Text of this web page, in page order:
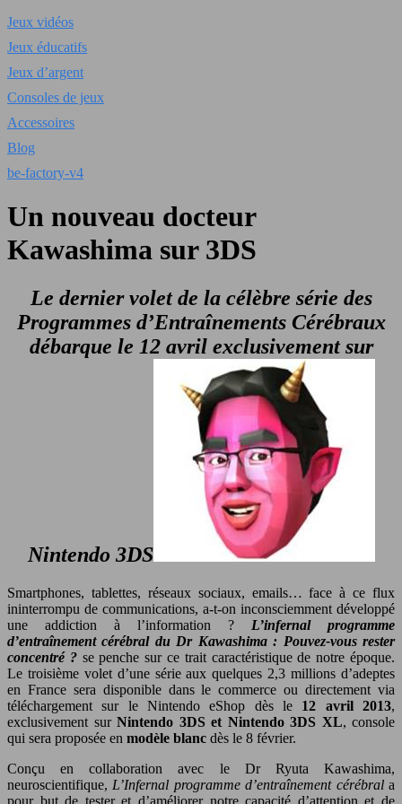
Jeux vidéos
Jeux éducatifs
Jeux d’argent
Consoles de jeux
Accessoires
Blog
be-factory-v4
Un nouveau docteur
Kawashima sur 3DS
Le dernier volet de la célèbre série des
Programmes d’Entraînements Cérébraux
débarque le 12 avril exclusivement sur
Nintendo 3DS
Smartphones, tablettes, réseaux sociaux, emails… face à ce flux
ininterrompu de communications, a-t-on inconsciemment développé
une addiction à l’information ? L’infernal programme
d’entraînement cérébral du Dr Kawashima : Pouvez-vous rester
concentré ? se penche sur ce trait caractéristique de notre époque.
Le troisième volet d’une série aux quelques 2,3 millions d’adeptes
en France sera disponible dans le commerce ou directement via
téléchargement sur le Nintendo eShop dès le 12 avril 2013,
exclusivement sur Nintendo 3DS et Nintendo 3DS XL, console
qui sera proposée en modèle blanc dès le 8 février.
Conçu en collaboration avec le Dr Ryuta Kawashima,
neuroscientifique, L’Infernal programme d’entraînement cérébrala
pour but de tester et d’améliorer notre capacité d’attention et de